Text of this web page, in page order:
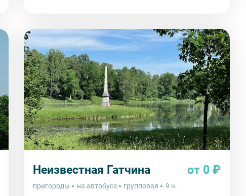
Неизвестная Гатчина от 0 ₽
пригороды на автобусе групповая 9 ч.